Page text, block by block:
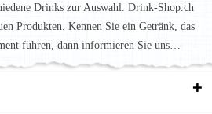
Drinks zur Auswahl. Drink-Shop.ch
Produkten. Kennen Sie ein Getränk, das
führen, dann informieren Sie uns…